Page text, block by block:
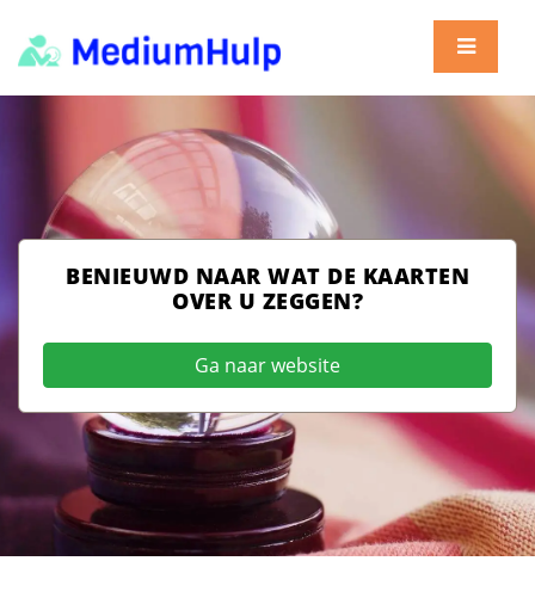
BENIEUWD NAAR WAT DE KAARTEN
OVER U ZEGGEN?
Ga naar website